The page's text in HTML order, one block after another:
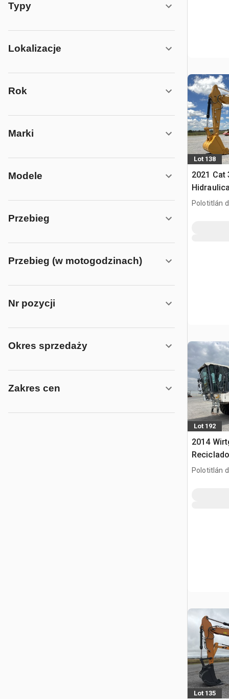
Typy
Lokalizacje
Rok
Marki
Modele
Przebieg
Przebieg (w motogodzinach)
Nr pozycji
Okres sprzedaży
Zakres cen
Lot 138
2021 Cat
Polotitlán
Lot 192
2014
Polotitlán
Lot 135